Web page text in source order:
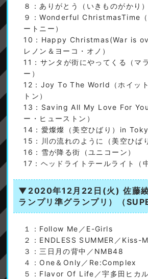
８：ありがとう（いきものがかり）
９：Wonderful ChristmasTime（
ートニー）
10：Happy Christmas(War is
レノン＆ヨーコ・オノ）
11：サンタが街にやってくる（マ
ー）
12：Joy To The World（ホイッ
トン）
13：Saving All My Love For You
ー・ヒューストン）
14：愛燦燦（美空ひばり）in
15：川の流れのように（美空ひば
16：雪が降る街（ユニコーン）
17：ヘッドライトテールライト（
▼2020年12月22日(火) 佐藤
ランプリ準グランプリ）（
１：Follow Me／E-Girls
２：ENDLESS SUMMER／Kiss-
３：三日月の背中／NMB48
４：One＆Only／Re:Complex
５：Flavor Of Life／宇多田ヒカル